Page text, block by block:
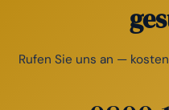
Rufen Sie uns an —